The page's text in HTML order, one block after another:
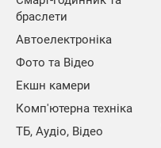
браслети
Автоелектроніка
Фото та Відео
Екшн камери
Комп'ютерна техніка
ТБ, Аудіо, Відео